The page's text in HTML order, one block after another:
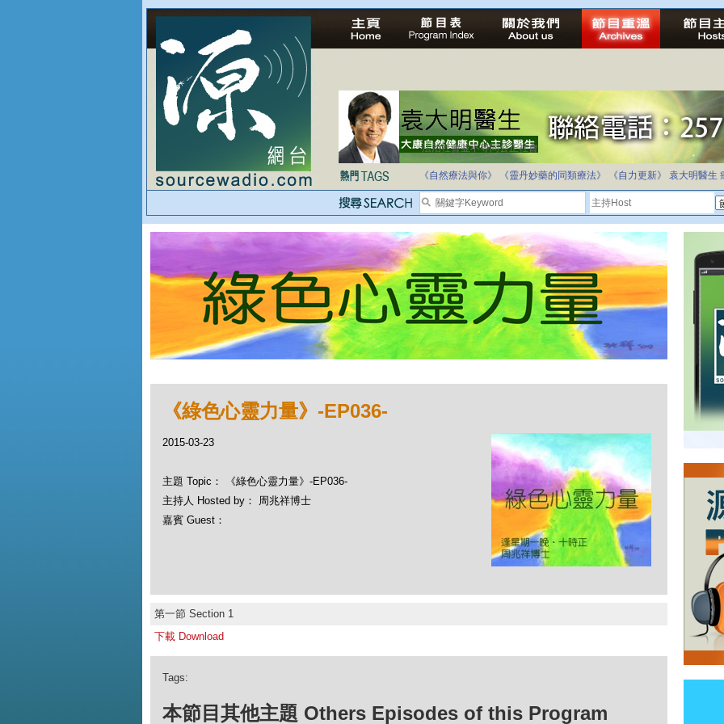
法治社會並不等同公正社會
自家教育合法化-推動多元化教育，全民學卷制
《自然療法與你》
《靈丹妙藥的同類療法》 《自力更新》 袁大明醫生
《綠色心靈力量》-EP036-
2015-03-23
主題 Topic： 《綠色心靈力量》-EP036-
主持人 Hosted by： 周兆祥博士
嘉賓 Guest：
第一節 Section 1
下載 Download
Tags:
本節目其他主題 Others Episodes of this Program